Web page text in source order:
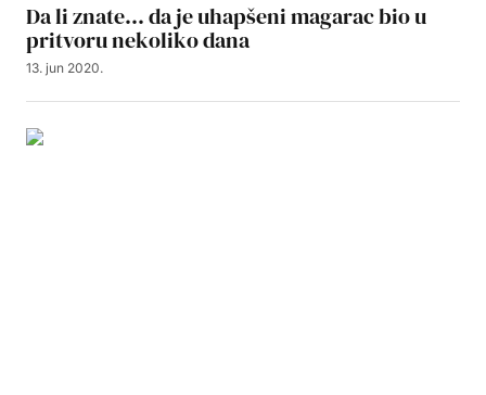
Da li znate… da je uhapšeni magarac bio u
pritvoru nekoliko dana
13. jun 2020.